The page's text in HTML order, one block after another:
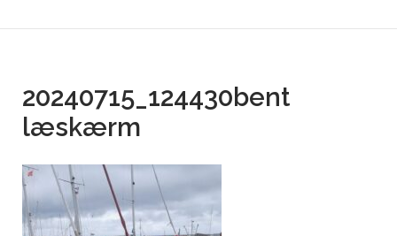
20240715_124430bent
læskærm